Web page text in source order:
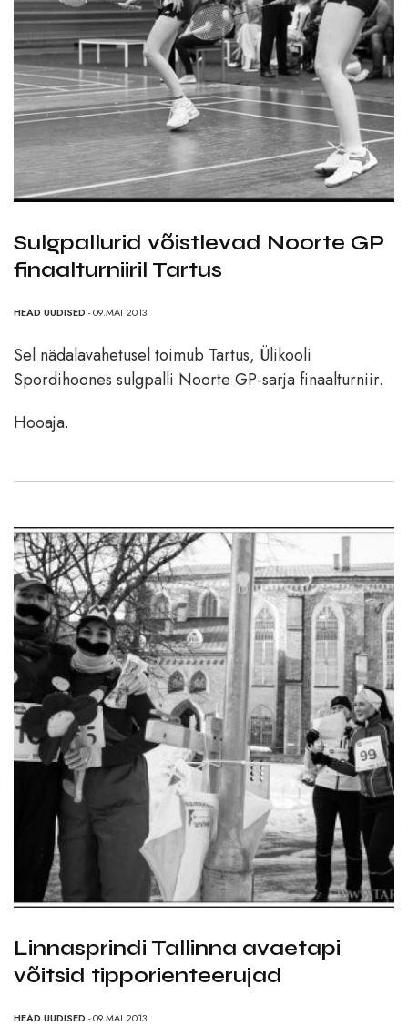
Sulgpallurid võistlevad Noorte GP
finaalturniiril Tartus
HEAD UUDISED - 09.MAI 2013
Sel nädalavahetusel toimub Tartus, Ülikooli
Spordihoones sulgpalli Noorte GP-sarja finaalturniir.
Hooaja.
Linnasprindi Tallinna avaetapi
võitsid tipporienteerujad
HEAD UUDISED - 09.MAI 2013